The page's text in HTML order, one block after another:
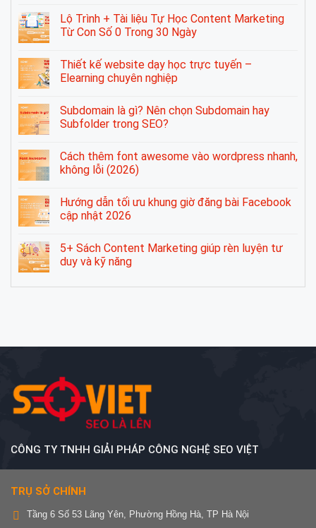
Lộ Trình + Tài liệu Tự Học Content Marketing
Từ Con Số 0 Trong 30 Ngày
Thiết kế website dạy học trực tuyến –
Elearning chuyên nghiệp
Subdomain là gì? Nên chọn Subdomain hay
Subfolder trong SEO?
Cách thêm font awesome vào wordpress nhanh,
không lỗi (2026)
Hướng dẫn tối ưu khung giờ đăng bài Facebook
cập nhật 2026
5+ Sách Content Marketing giúp rèn luyện tư
duy và kỹ năng
CÔNG TY TNHH GIẢI PHÁP CÔNG NGHỆ SEO VIỆT
TRỤ SỞ CHÍNH
Tầng 6 Số 53 Lãng Yên, Phường Hồng Hà, TP Hà Nội